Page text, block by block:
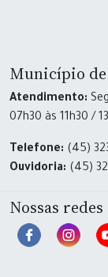
Município
Atendimento:
07h30 às 11h30 /
Telefone: (45)
Ouvidoria: (45)
Nossas